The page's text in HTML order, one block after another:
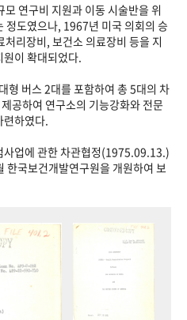
연구비 지원과 이동 시술반을 위
정도였으나, 1967년 미국 의회의 승
리장비, 보건소 의료장비 등을 지
이 확대되었다.
형 버스 2대를 포함하여 총 5대의 차
공하여 연구소의 기능강화와 전문
하였다.
업에 관한 차관협정(1975.09.13.)
국보건개발연구원을 개원하여 보